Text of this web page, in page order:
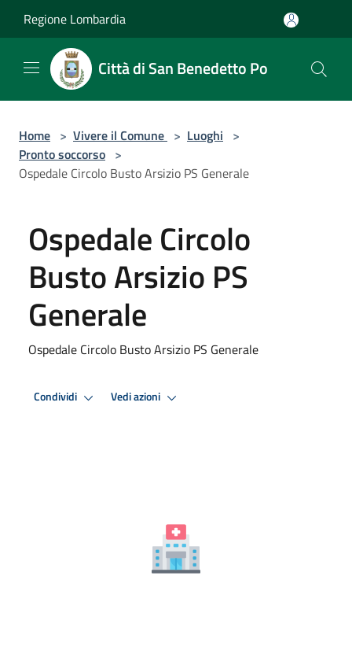
Regione Lombardia
Città di San Benedetto Po
Home > Vivere il Comune > Luoghi >
Pronto soccorso >
Ospedale Circolo Busto Arsizio PS Generale
Ospedale Circolo
Busto Arsizio PS
Generale
Ospedale Circolo Busto Arsizio PS Generale
Condividi Vedi azioni